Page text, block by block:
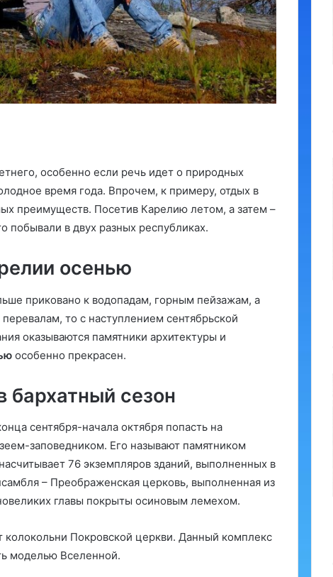
особенно если речь идет о природных
время года. Впрочем, к примеру, отдых в
преимуществ. Посетив Карелию летом, а затем –
побывали в двух разных республиках.
осенью
приковано к водопадам, горным пейзажам, а
то с наступлением сентябрьской
оказываются памятники архитектуры и
особенно прекрасен.
бархатный сезон
сентября-начала октября попасть на
заповедником. Его называют памятником
76 экземпляров зданий, выполненных в
– Преображенская церковь, выполненная из
главы покрыты осиновым лемехом.
Покровской церкви. Данный комплекс
моделью Вселенной.